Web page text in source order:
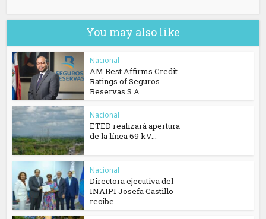
You may also like
Nacional
AM Best Affirms Credit
Ratings of Seguros
Reservas S.A.
Nacional
ETED realizará apertura
de la línea 69 kV...
Nacional
Directora ejecutiva del
INAIPI Josefa Castillo
recibe...